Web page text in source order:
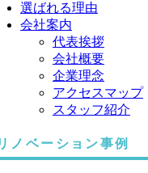
選ばれる理由
会社案内
代表挨拶
会社概要
企業理念
アクセスマップ
スタッフ紹介
ノベーション事例